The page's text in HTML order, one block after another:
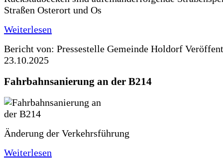
Straßen Osterort und Os
Weiterlesen
Bericht von: Pressestelle Gemeinde Holdorf
23.10.2025
Fahrbahnsanierung an der B214
Änderung der Verkehrsführung
Weiterlesen